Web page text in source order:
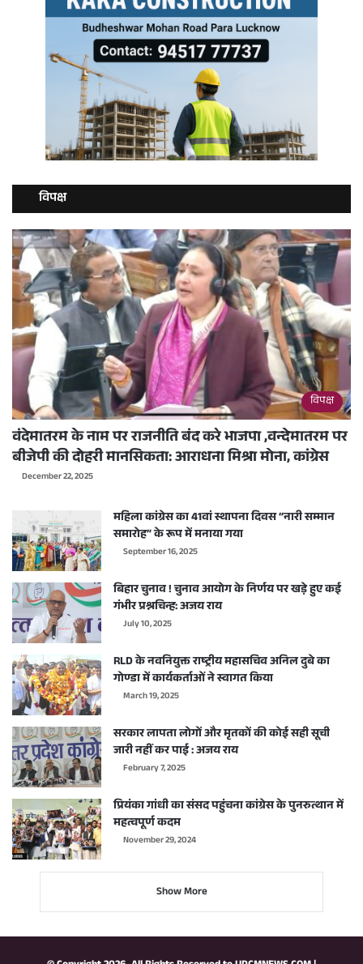
विपक्ष
विपक्ष
वंदेमातरम के नाम पर राजनीति बंद करे भाजपा ,वन्देमातरम पर
बीजेपी की दोहरी मानसिकता: आराधना मिश्रा मोना, कांग्रेस
December 22, 2025
महिला कांग्रेस का 41वां स्थापना दिवस “नारी सम्मान
समारोह” के रूप में मनाया गया
September 16, 2025
बिहार चुनाव ! चुनाव आयोग के निर्णय पर खड़े हुए कई
गंभीर प्रश्नचिन्ह: अजय राय
July 10, 2025
RLD के नवनियुक्त राष्ट्रीय महासचिव अनिल दुबे का
गोण्डा में कार्यकर्ताओं ने स्वागत किया
March 19, 2025
सरकार लापता लोगों और मृतकों की कोई सही सूची
जारी नहीं कर पाई : अजय राय
February 7, 2025
प्रियंका गांधी का संसद पहुंचना कांग्रेस के पुनरुत्थान में
महत्वपूर्ण कदम
November 29, 2024
Show More